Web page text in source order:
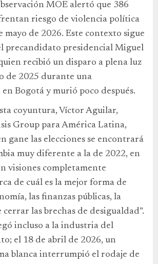
MOE alertó que 386
riesgo de violencia política
mayo de 2026. Este contexto sigue
precandidato presidencial Miguel
recibió un disparo a plena luz
de 2025 durante una
Bogotá y murió poco después.
coyuntura, Víctor Aguilar,
Group para América Latina,
gane las elecciones se encontrará
muy diferente a la de 2022, en
visiones completamente
de cuál es la mejor forma de
las finanzas públicas, la
las brechas de desigualdad”.
incluso a la industria del
el 18 de abril de 2026, un
blanca interrumpió el rodaje de